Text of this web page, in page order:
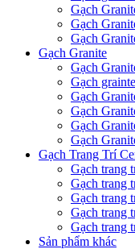
Gạch
Gạch
Gạch
Gạch Granite
Gạch
Gạch
Gạch
Gạch
Gạch
Gạch
Gạch Trang Trí
Gạch trang
Gạch trang
Gạch trang
Gạch trang
Gạch trang
Sản phẩm khác